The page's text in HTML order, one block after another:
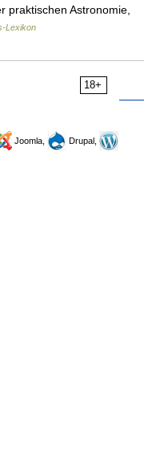
praktischen Astronomie,
Lexikon
18+
Joomla,
Drupal,